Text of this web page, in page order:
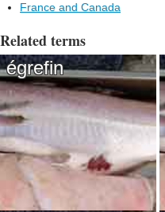
France and Canada
Related terms
égrefin